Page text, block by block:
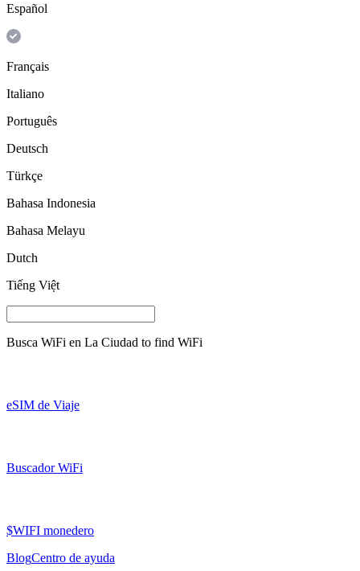
Español
Français
Italiano
Português
Deutsch
Türkçe
Bahasa Indonesia
Bahasa Melayu
Dutch
Tiếng Việt
Busca WiFi en La Ciudad to find WiFi
eSIM de Viaje
Buscador WiFi
$WIFI monedero
BlogCentro de ayuda